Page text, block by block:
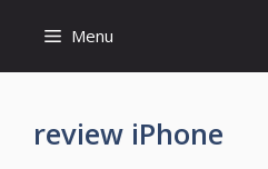
content
Menu
review iPhone